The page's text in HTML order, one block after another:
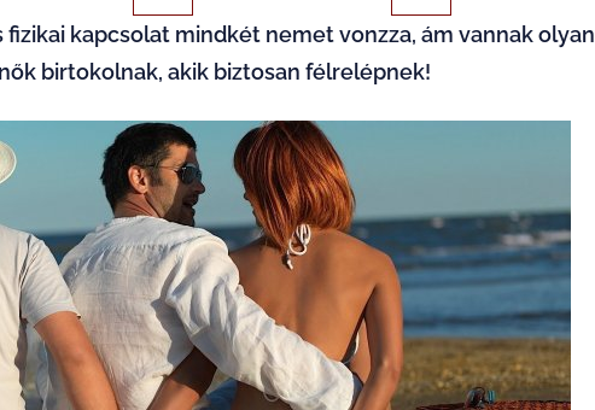
fizikai kapcsolat mindkét nemet vonzza, ám vannak olyan
birtokolnak, akik biztosan félrelépnek!